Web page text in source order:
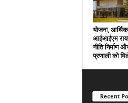
योजना,
आईआईएम
नीति निर्माण
प्रणाली को
Recent